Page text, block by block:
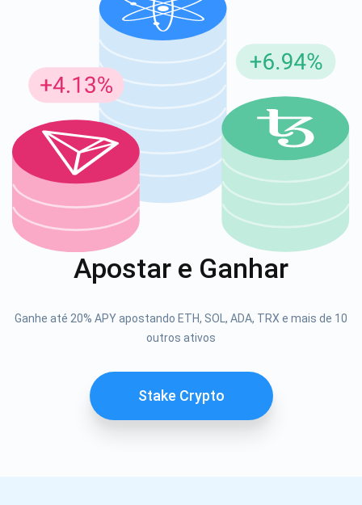
Apostar e Ganhar
Ganhe até 20% APY apostando ETH, SOL, ADA, TRX e mais de 10
outros ativos
Stake Crypto
1000.000
SE
INSCREVER
support@atomicwallet.io
Confira nosso YouTube
Inscreva-se para atualizações
Seja o primeiro a receber as últimas atualizações do
projeto e guias de criptografia
Se inscrever